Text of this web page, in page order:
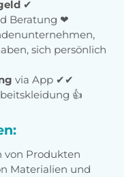
✔
Beratung ❤
sich persönlich
via App ✔✔
👍
von Produkten
Materialien und